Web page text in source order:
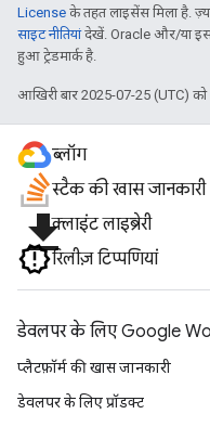
License के तहत लाइसेंस मिला है.
साइट नीतियांदेखें. Oracle और/या
हुआ ट्रेडमार्क है.
आखिरी बार 2025-07-25 (UTC) को
ब्लॉग
स्टैक की खास जानकारी
file_downloadक्लाइंट लाइब्रेरी
रिलीज़ टिप्पणियां
डेवलपर के लिए Google
प्लैटफ़ॉर्म की खास जानकारी
डेवलपर के लिए प्रॉडक्ट